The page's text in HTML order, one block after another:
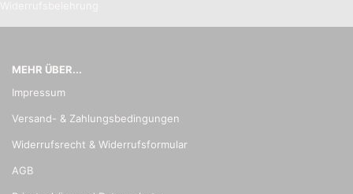
MEHR ÜBER...
Impressum
Versand- & Zahlungsbedingungen
Widerrufsrecht & Widerrufsformular
AGB